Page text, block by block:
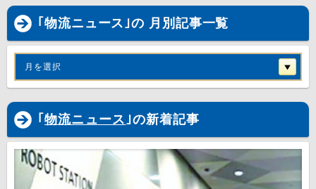
｢物流ニュース｣の 月別記事一覧
月を選択
｢ 物流ニュース｣の新着記事